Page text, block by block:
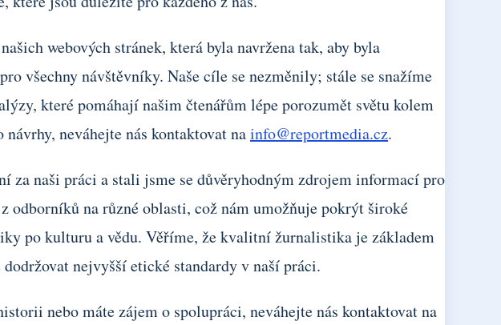
webových stránek, která byla navržena tak, aby byla
všechny návštěvníky. Naše cíle se nezměnily; stále se snažíme
které pomáhají našim čtenářům lépe porozumět světu kolem
neváhejte nás kontaktovat nainfo@reportmedia.cz.
za naši práci a stali jsme se důvěryhodným zdrojem informací pro
odborníků na různé oblasti, což nám umožňuje pokrýt široké
po kulturu a vědu. Věříme, že kvalitní žurnalistika je základem
nejvyšší etické standardy v naší práci.
nebo máte zájem o spolupráci, neváhejte nás kontaktovat na